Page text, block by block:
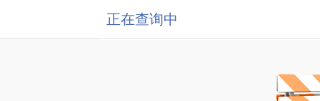
正在查询中